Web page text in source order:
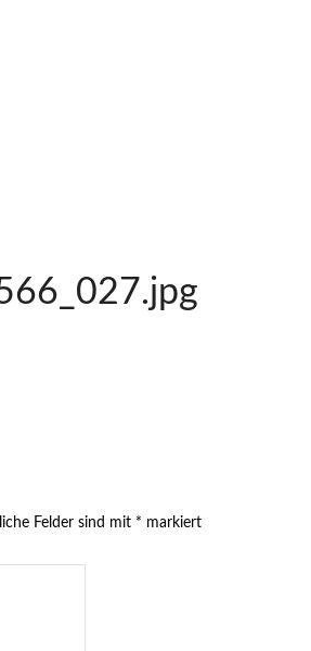
Felder sind mit * markiert